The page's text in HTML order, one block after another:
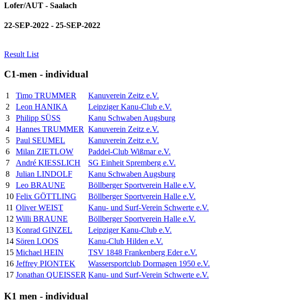
Lofer/AUT - Saalach
22-SEP-2022 - 25-SEP-2022
Result List
C1-men - individual
1 Timo TRUMMER
Kanuverein Zeitz e.V.
2
Leon HANIKA
Leipziger Kanu-Club e.V.
3
Philipp SÜSS
Kanu Schwaben Augsburg
4
Hannes TRUMMER Kanuverein Zeitz e.V.
5
Paul SEUMEL
Kanuverein Zeitz e.V.
6
Milan ZIETLOW
Paddel-Club Wißmar e.V.
7
André KIESSLICH
SG Einheit Spremberg e.V.
8
Julian LINDOLF
Kanu Schwaben Augsburg
9
Leo BRAUNE
Böllberger Sportverein Halle e.V.
10 Felix GÖTTLING
Böllberger Sportverein Halle e.V.
11 Oliver WEIST
Kanu- und Surf-Verein Schwerte e.V.
12 Willi BRAUNE
Böllberger Sportverein Halle e.V.
13 Konrad GINZEL
Leipziger Kanu-Club e.V.
14 Sören LOOS
Kanu-Club Hilden e.V.
15 Michael HEIN
TSV 1848 Frankenberg Eder e.V.
16 Jeffrey PIONTEK
Wassersportclub Dormagen 1950 e.V.
17 Jonathan QUEISSER Kanu- und Surf-Verein Schwerte e.V.
K1 men - individual